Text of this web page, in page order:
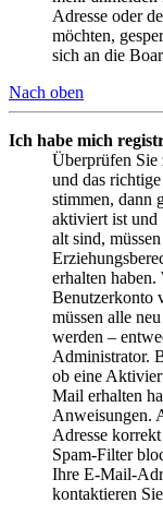
Adresse oder
möchten,
sich an die
Nach oben
Ich habe mich
Überprüfen Sie
und das
stimmen, dann
aktiviert ist und
alt sind,
erhalten
Benutzerkonto
müssen alle
werden –
Administrator.
ob eine
Mail erhalten
Anweisungen.
Adresse
Spam-Filter
Ihre E-Mail-
kontaktieren